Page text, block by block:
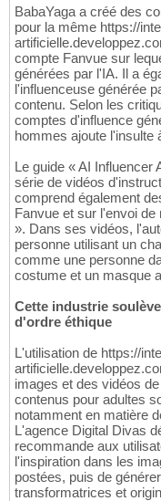
BabaYaga a créé des
pour la même https://
compte Fanvue sur
générées par l'IA. Il a
l'influenceuse générée
contenu. Selon les
comptes d'influence
hommes ajoute l'insulte
Le guide « AI Influencer
série de vidéos
comprend également
Fanvue et sur l'envoi
». Dans ses vidéos,
personne utilisant un
comme une personne
costume et un masque
Cette industrie
d'ordre éthique
L'utilisation de https://
images et des vidéos
contenus pour adultes
notamment en matière
L'agence Digital Divas
recommande aux
l'inspiration dans les
postées, puis de
transformatrices et